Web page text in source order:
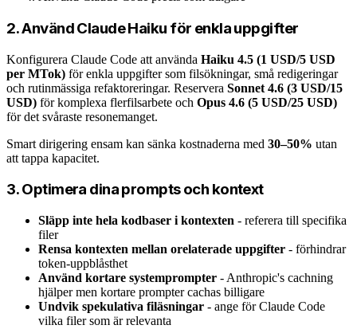
2. Använd Claude Haiku för enkla uppgifter
Konfigurera Claude Code att använda Haiku 4.5 (1 USD/5 USD
per MTok) för enkla uppgifter som filsökningar, små redigeringar
och rutinmässiga refaktoreringar. Reservera Sonnet 4.6 (3 USD/15
USD) för komplexa flerfilsarbete och Opus 4.6 (5 USD/25 USD)
för det svåraste resonemanget.
Smart dirigering ensam kan sänka kostnaderna med 30–50% utan
att tappa kapacitet.
3. Optimera dina prompts och kontext
Släpp inte hela kodbaser i kontexten - referera till specifika
filer
Rensa kontexten mellan orelaterade uppgifter - förhindrar
token-uppblåsthet
Använd kortare systemprompter - Anthropic's cachning
hjälper men kortare prompter cachas billigare
Undvik spekulativa filäsningar - ange för Claude Code
vilka filer som är relevanta